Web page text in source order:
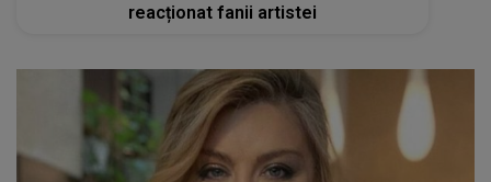
reacționat fanii artistei